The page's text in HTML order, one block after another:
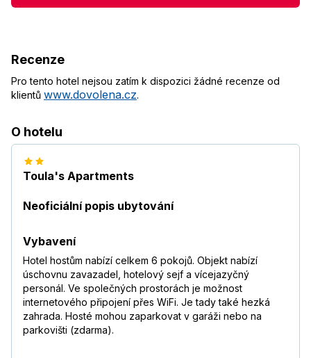
Recenze
Pro tento hotel nejsou zatím k dispozici žádné recenze od
klientů www.dovolena.cz.
O hotelu
Toula's Apartments
Neoficiální popis ubytování
Vybavení
Hotel hostům nabízí celkem 6 pokojů. Objekt nabízí
úschovnu zavazadel, hotelový sejf a vícejazyčný
personál. Ve společných prostorách je možnost
internetového připojení přes WiFi. Je tady také hezká
zahrada. Hosté mohou zaparkovat v garáži nebo na
parkovišti (zdarma).